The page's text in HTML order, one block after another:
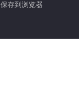
保存到浏览器